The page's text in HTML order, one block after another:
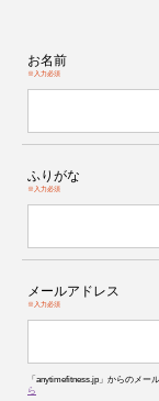
お名前
※入力必須
ふりがな
※入力必須
メールアドレス
※入力必須
「anytimefitness.jp」からのメー
ら